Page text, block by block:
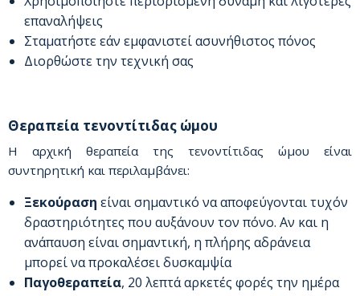
επαναλήψεις
Σταματήστε εάν εμφανιστεί ασυνήθιστος πόνος
Διορθώστε την τεχνική σας
Θεραπεία τενοντίτιδας ώμου
Η αρχική θεραπεία της τενοντίτιδας ώμου είναι
συντηρητική και περιλαμβάνει:
Ξεκούραση είναι σημαντικό να αποφεύγονται τυχόν
δραστηριότητες που αυξάνουν τον πόνο. Αν και η
ανάπαυση είναι σημαντική, η πλήρης αδράνεια
μπορεί να προκαλέσει δυσκαμψία
Παγοθεραπεία, 20 λεπτά αρκετές φορές την ημέρα